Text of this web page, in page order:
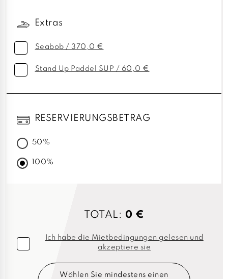
Extras
Seabob / 370,0 €
Stand Up Paddel SUP / 60,0 €
RESERVIERUNGSBETRAG
50%
100%
TOTAL: 0 €
Ich habe die Mietbedingungen gelesen und
akzeptiere sie
Wählen Sie mindestens einen